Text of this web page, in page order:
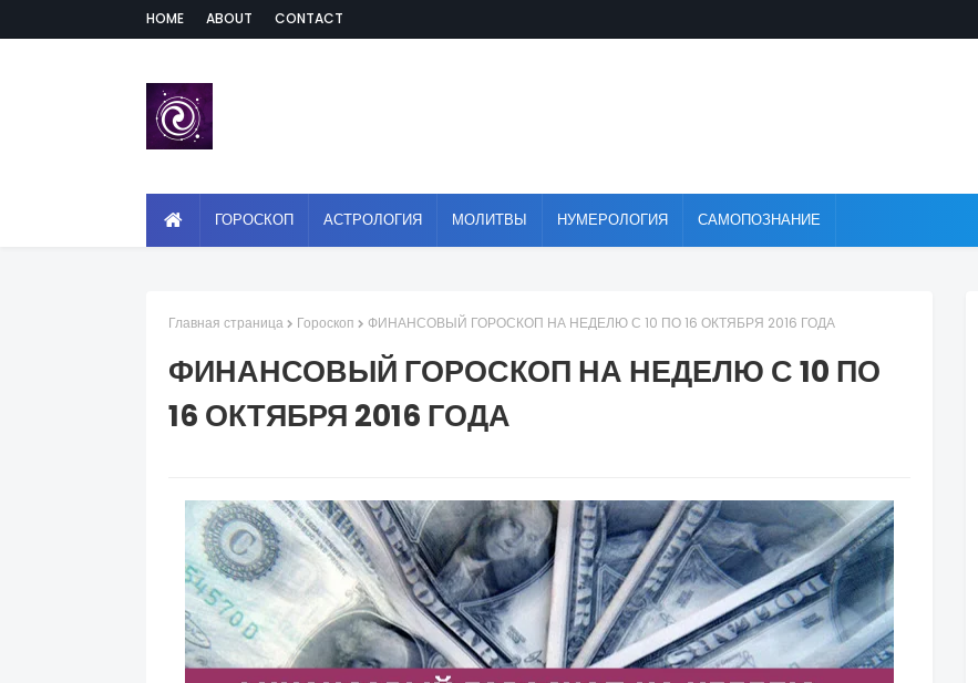
HOME ABOUT CONTACT
ГОРОСКОП АСТРОЛОГИЯ МОЛИТВЫ НУМЕРОЛОГИЯ САМОПОЗНАНИЕ
Главная страница Гороскоп ФИНАНСОВЫЙ ГОРОСКОП НА НЕДЕЛЮ С 10 ПО 16 ОКТЯБРЯ 2016 ГОДА
ФИНАНСОВЫЙ ГОРОСКОП НА НЕДЕЛЮ С 10 ПО
16 ОКТЯБРЯ 2016 ГОДА